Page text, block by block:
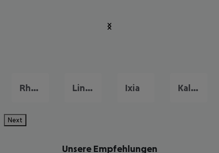
Rhodos-Stadt Lindos Ixia Kalithea
Next
Unsere Empfehlungen